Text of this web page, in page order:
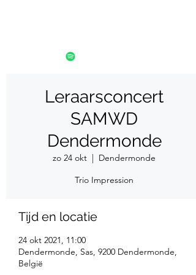
Leraarsconcert
SAMWD
Dendermonde
zo 24 okt
  |
Dendermonde
Trio Impression
Tijd en locatie
24 okt 2021, 11:00
Dendermonde, Sas, 9200 Dendermonde,
België